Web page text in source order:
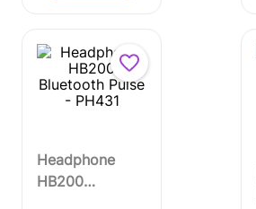
Headphone
HB200